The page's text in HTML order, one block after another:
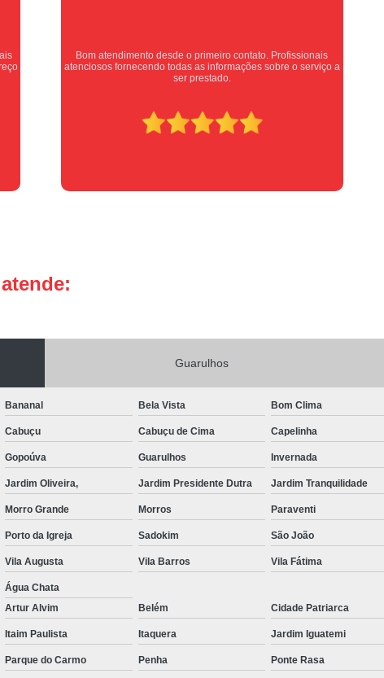
Motor de Portão Eletrônico
Motor de Portão Rápido
Portas de Aço Manual
Portas de Aço
Portas de Aço para Residência
Porta de Aço com Motor
Portas de Aço Automática Comercial
Portas de Aço Automáticas
Portas de Aço de Enrolar
Empresa de Reparo de Portão
Reparo de Portão de Correr
Reparo de Portão Eletrônico
a
Equipe nota 10, trabalho rápido com excelência , super
organizados. Super indico.
Guarulhos
Bananal Bela Vista Bom Clima
Cabuçu Cabuçu de Cima Capelinha
Gopoúva Guarulhos Invernada
Jardim Oliveira, Jardim Presidente Dutra Jardim Tranquilidade
Morro Grande Morros Paraventi
Porto da Igreja Sadokim São João
Vila Augusta Vila Barros Vila Fátima
Água Chata
Artur Alvim Belém Cidade Patriarca
Itaim Paulista Itaquera Jardim Iguatemi
Parque do Carmo Penha Ponte Rasa